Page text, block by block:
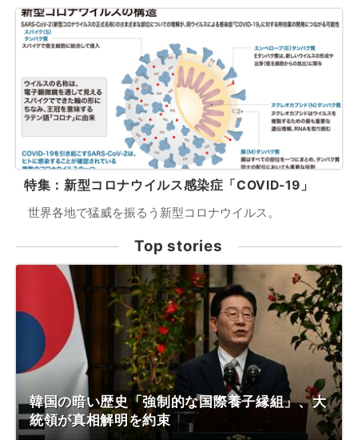
特集：新型コロナウイルス感染症「COVID-19」
世界各地で猛威を振るう新型コロナウイルス。
Top stories
韓国の暗い歴史「強制的な国際養子縁組」、大
統領が真相解明を約束